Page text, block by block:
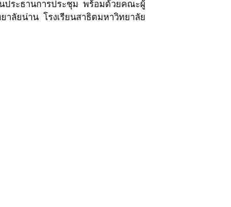
ประธานการประชุม พร้อมด้วยคณะผู้
ยน่าน โรงเรียนสาธิตมหาวิทยาลัย